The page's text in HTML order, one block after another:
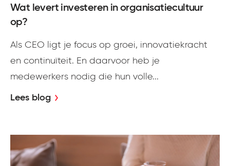
Wat levert investeren in organisatiecultuur
op?
Als CEO ligt je focus op groei, innovatiekracht
en continuïteit. En daarvoor heb je
medewerkers nodig die hun volle...
Lees blog